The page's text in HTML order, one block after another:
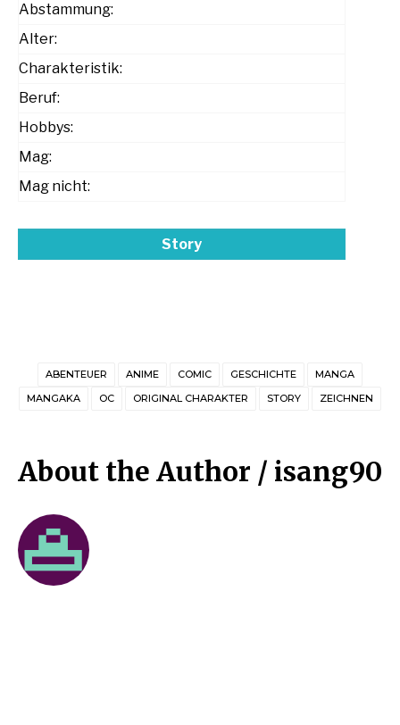
Abstammung:
Alter:
Charakteristik:
Beruf:
Hobbys:
Mag:
Mag nicht:
Story
ABENTEUER ANIME COMIC GESCHICHTE
MANGA
MANGAKA
OC ORIGINAL CHARAKTER STORY ZEICHNEN
About the Author / isang90